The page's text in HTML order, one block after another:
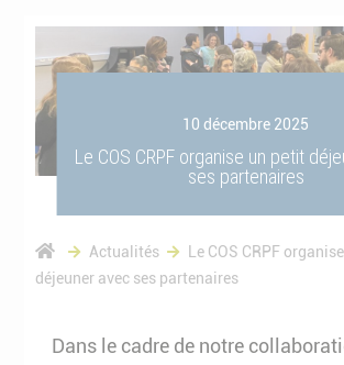
10 décembre 2025
Le COS CRPF organise un petit
ses partenaires
Actualités
Le COS CRPF
déjeuner avec ses partenaires
Dans le cadre de notre